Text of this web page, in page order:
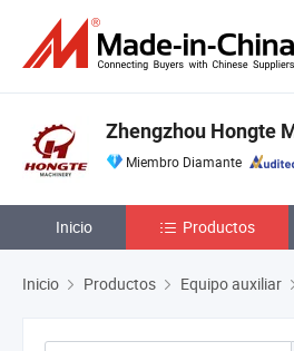
Zhengzhou Hongte
Miembro Diamante
Inicio Productos
Inicio Productos Equipo auxiliar